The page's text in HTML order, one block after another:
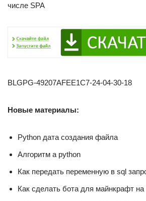
числе SPA
BLGPG-49207AFEE1C7-24-04-30-18
Новые материалы:
Python дата создания файла
Алгоритм a python
Как передать переменную в sql
Как сделать бота для майнкрафт на